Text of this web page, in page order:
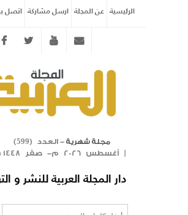
الرئيسية عن المجلة ارسل مشاركة اتصل بنا
Twitter youtube
مجلة شهرية- العدد ( 599
)
| أغسطس 2026 م- صفر 1448 هـ
دار المجلة العربية للنشر و